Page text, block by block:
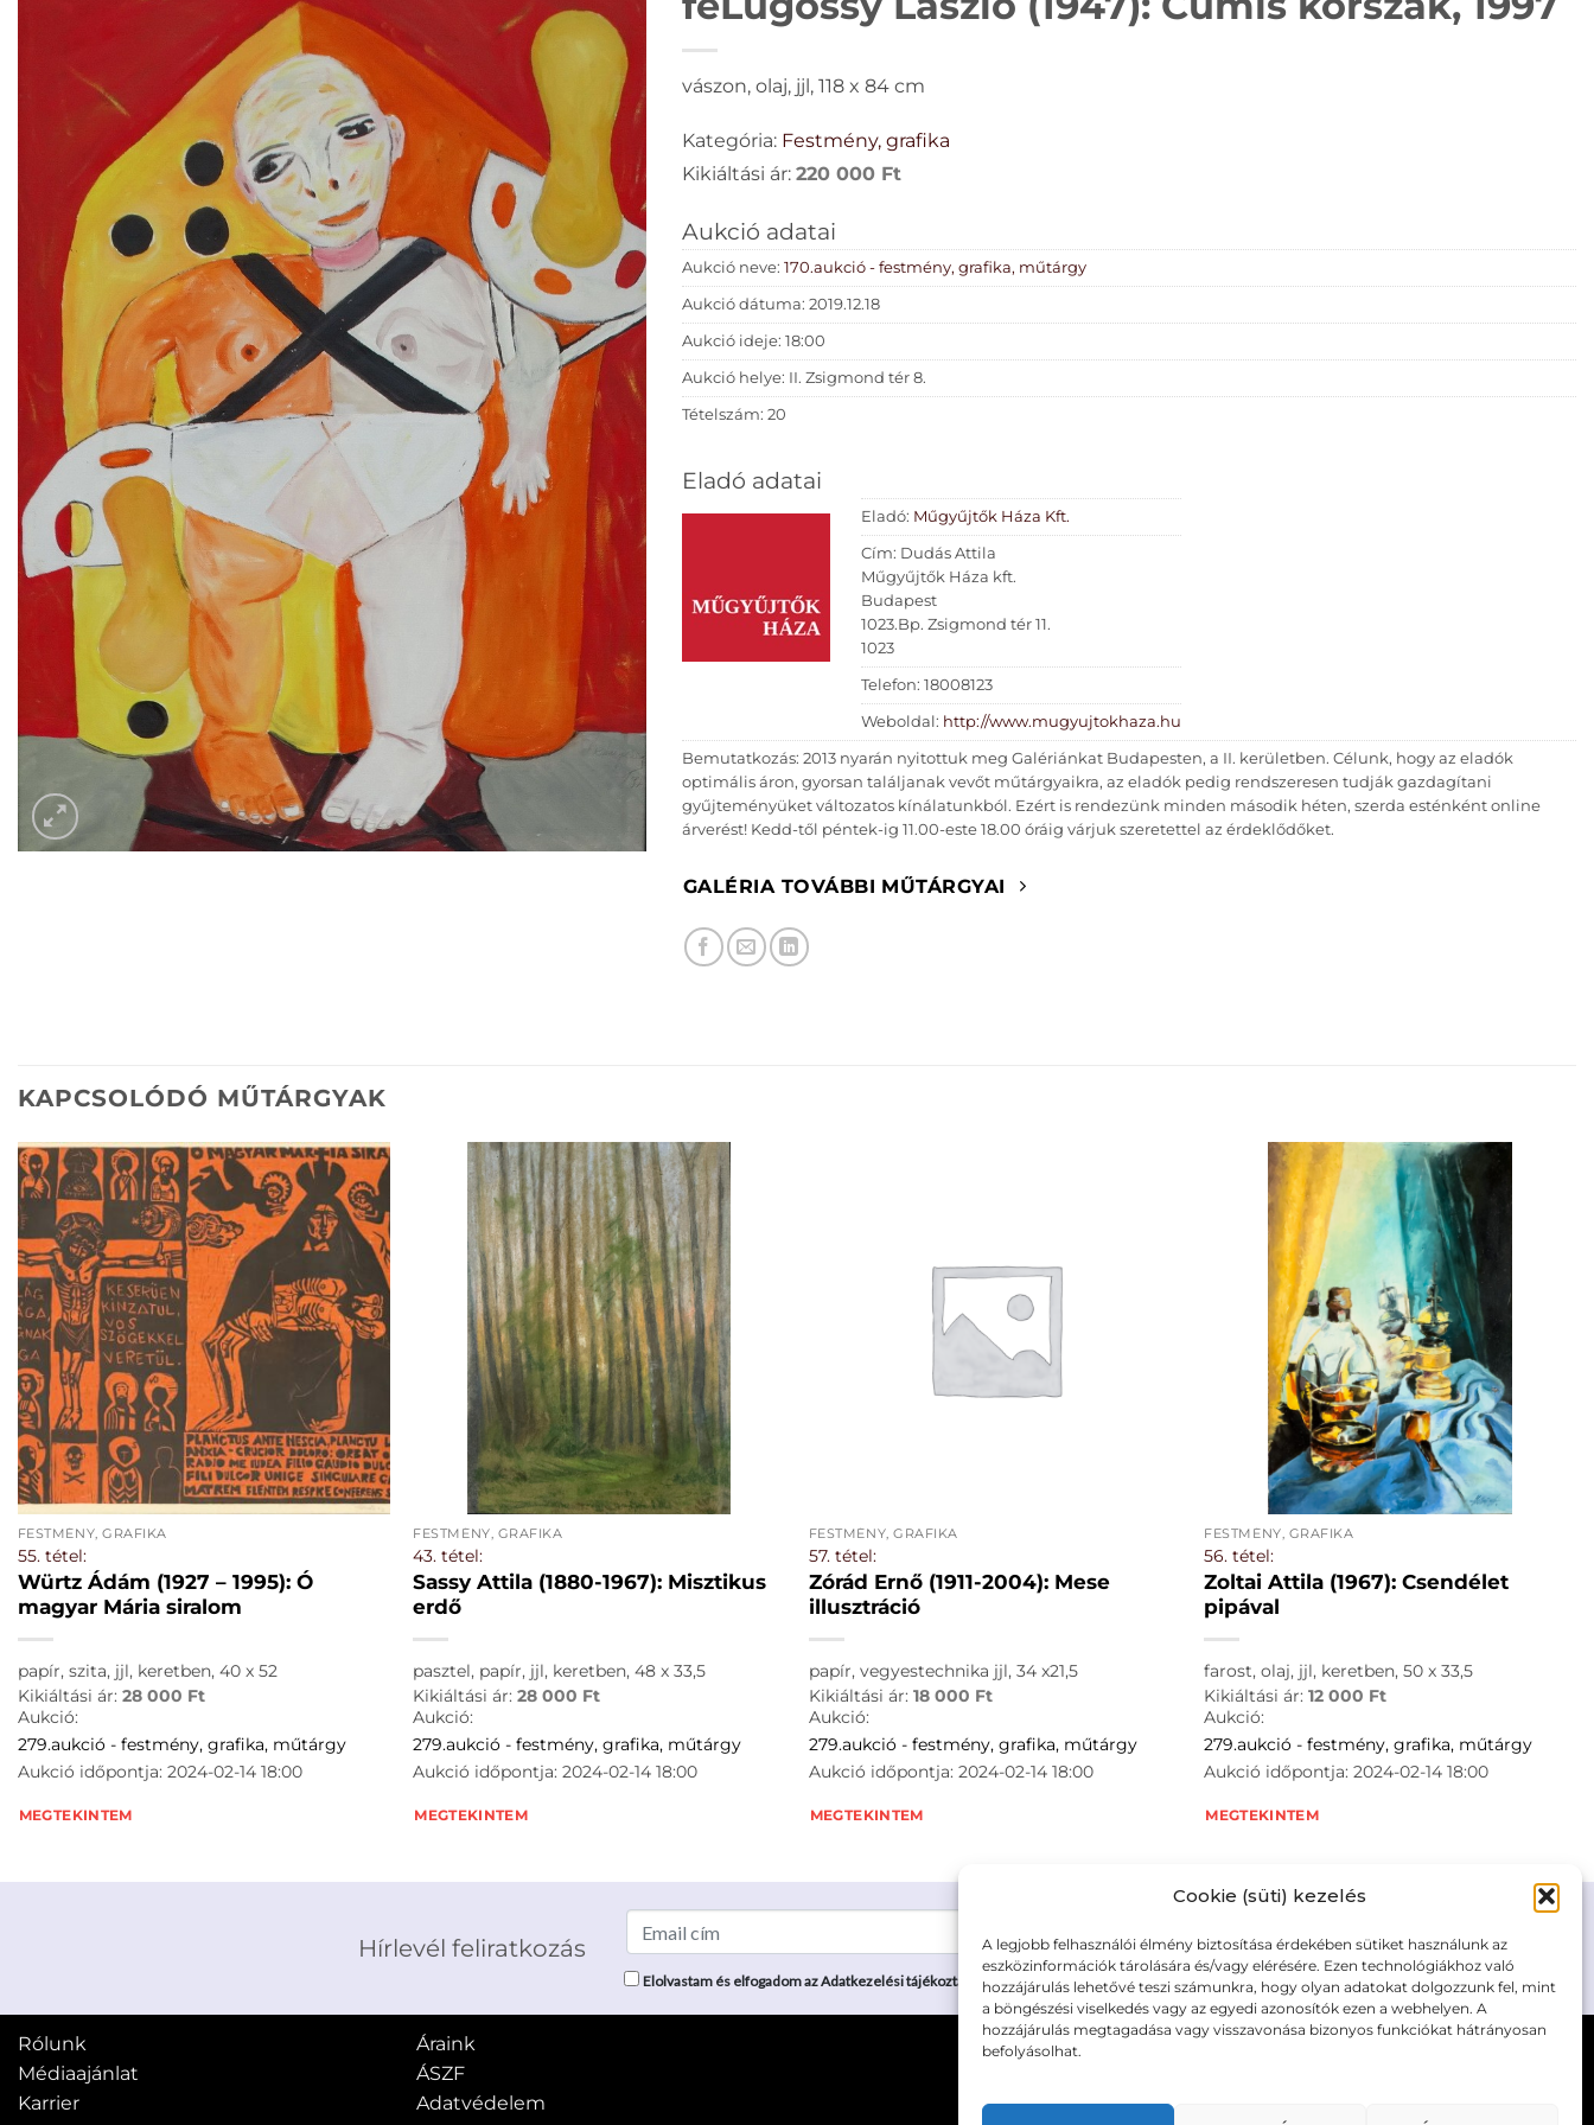
Cookie (süti) kezelés
A legjobb felhasználói élmény biztosítása érdekében sütiket használunk az
eszközinformációk tárolására és/vagy elérésére. Ezen technológiákhoz való
hozzájárulás lehetővé teszi számunkra, hogy olyan adatokat dolgozzunk fel, mint
a böngészési viselkedés vagy az egyedi azonosítók ezen a webhelyen. A
hozzájárulás megtagadása vagy visszavonása bizonyos funkciókat hátrányosan
befolyásolhat.
vászon, olaj, jjl, 118 x 84 cm
Kategória: Festmény, grafika
Kikiáltási ár: 220 000 Ft
Aukció adatai
Aukció neve: 170.aukció - festmény, grafika, műtárgy
Aukció dátuma: 2019.12.18
Aukció ideje: 18:00
Aukció helye: II. Zsigmond tér 8.
Tételszám: 20
Eladó adatai
Eladó: Műgyűjtők Háza Kft.
Cím: Dudás Attila
Műgyűjtők Háza kft.
Budapest
1023.Bp. Zsigmond tér 11.
1023
Telefon: 18008123
Weboldal: http://www.mugyujtokhaza.hu
Bemutatkozás: 2013 nyarán nyitottuk meg Galériánkat Budapesten, a II. kerületben. Célunk, hogy az eladók
optimális áron, gyorsan találjanak vevőt műtárgyaikra, az eladók pedig rendszeresen tudják gazdagítani
gyűjteményüket változatos kínálatunkból. Ezért is rendezünk minden második héten, szerda esténként online
árverést! Kedd-től péntek-ig 11.00-este 18.00 óráig várjuk szeretettel az érdeklődőket.
GALÉRIA TOVÁBBI MŰTÁRGYAI
KAPCSOLÓDÓ MŰTÁRGYAK
FESTMÉNY, GRAFIKA
55. tétel:
Würtz Ádám (1927 – 1995): Ó
magyar Mária siralom
papír, szita, jjl, keretben, 40 x 52
Kikiáltási ár: 28 000 Ft
Aukció:
279.aukció - festmény, grafika, műtárgy
Aukció időpontja: 2024-02-14 18:00
MEGTEKINTEM
FESTMÉNY, GRAFIKA
43. tétel:
Sassy Attila (1880-1967): Misztikus
erdő
pasztel, papír, jjl, keretben, 48 x 33,5
Kikiáltási ár:28 000 Ft
Aukció:
279.aukció - festmény, grafika, műtárgy
Aukció időpontja: 2024-02-14 18:00
MEGTEKINTEM
FESTMÉNY, GRAFIKA
57. tétel:
Zórád Ernő (1911-2004): Mese
illusztráció
papír, vegyestechnika jjl, 34 x21,5
Kikiáltási ár: 18 000 Ft
Aukció:
279.aukció - festmény, grafika, műtárgy
Aukció időpontja: 2024-02-14 18:00
MEGTEKINTEM
FESTMÉNY, GRAFIKA
56. tétel:
Zoltai Attila (1967): Csendélet
pipával
farost, olaj, jjl, keretben, 50 x 33,5
Kikiáltási ár:12 000 Ft
Aukció:
279.aukció - festmény, grafika, műtárgy
Aukció időpontja: 2024-02-14 18:00
MEGTEKINTEM
Hírlevél feliratkozás
Elolvastam és elfogadom az Adatkezelési tájékoztatót: mutargy.com/adatkezelesi-tajekoztato/
Rólunk
Médiaajánlat
Karrier
Áraink
ÁSZF
Adatvédelem